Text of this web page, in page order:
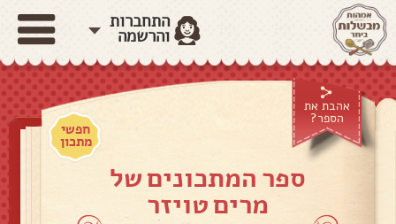
התחברות
והרשמה
אהבת את
הספר?
חפשי
מתכון
ספר המתכונים של
מרים טויזר